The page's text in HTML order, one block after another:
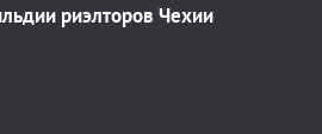
риэлторов Чехии